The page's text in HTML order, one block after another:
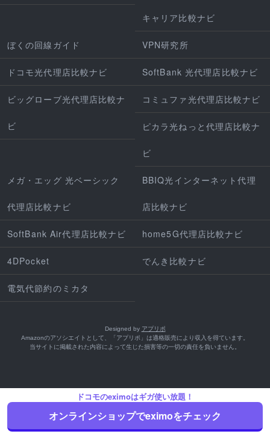
キャリア比較ナビ
ぼくの回線ガイド VPN研究所
ドコモ光代理店比較ナビ SoftBank 光代理店比較ナビ
ビッグローブ光代理店比較ナ
ビ
コミュファ光代理店比較ナビ
ピカラ光ねっと代理店比較ナ
ビ
メガ・エッグ 光ベーシック
代理店比較ナビ
BBIQ光インターネット代理
店比較ナビ
SoftBank Air代理店比較ナビ home5G代理店比較ナビ
4DPocket でんき比較ナビ
電気代節約のミカタ
Designed by アプリポ
Amazonのアソシエイトとして、「アプリポ」は適格販売により収入を得ています。
当サイトに掲載された内容によって生じた損害等の一切の責任を負いません。
ドコモのeximoはギガ使い放題！
オンラインショップでeximoをチェック